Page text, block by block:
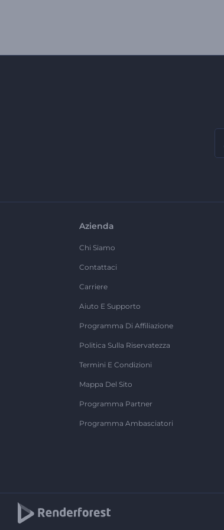
Azienda
Chi Siamo
Contattaci
Carriere
Aiuto E Supporto
Programma Di Affiliazione
Politica Sulla Riservatezza
Termini E Condizioni
Mappa Del Sito
Programma Partner
Programma Ambasciatori